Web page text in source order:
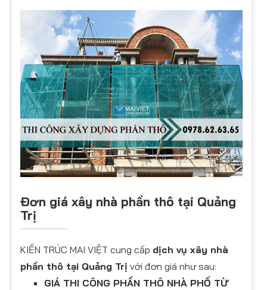
Đơn giá xây nhà phần thô tại Quảng
Trị
KIẾN TRÚC MAI VIỆT cung cấp dịch vụ xây nhà
phần thô tại Quảng Trị với đơn giá như sau:
GIÁ THI CÔNG PHẦN THÔ NHÀ PHỐ TỪ